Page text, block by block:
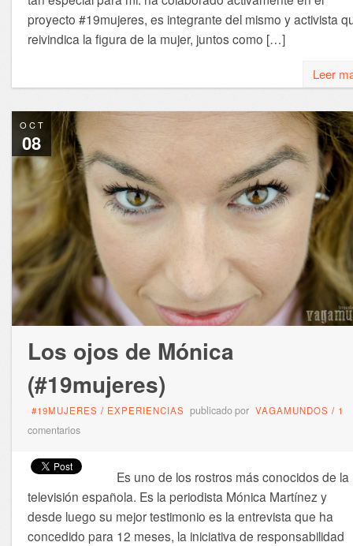
proyecto #19mujeres, es integrante del mismo y activista
reivindica la figura de la mujer, juntos como […]
Leer
OCT
08
Los ojos de Mónica
(#19mujeres)
#19MUJERES / EXPERIENCIAS publicado por VAGAMUNDOS / 1
comentarios
Es uno de los rostros más conocidos de la
televisión española. Es la periodista Mónica Martínez y
desde luego su mejor testimonio es la entrevista que ha
concedido para 12 meses, la iniciativa de responsabilidad